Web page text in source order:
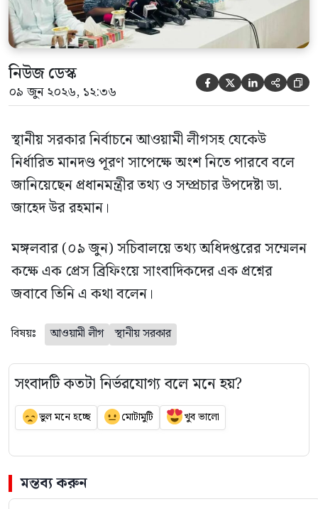
নিউজ ডেস্ক
০৯ জুন ২০২৬, ১২:৩৬     
স্থানীয় সরকার নির্বাচনে আওয়ামী লীগসহ যেকেউ
নির্ধারিত মানদণ্ড পূরণ সাপেক্ষে অংশ নিতে পারবে বলে
জানিয়েছেন প্রধানমন্ত্রীর তথ্য ও সম্প্রচার উপদেষ্টা ডা.
জাহেদ উর রহমান।
মঙ্গলবার (০৯ জুন) সচিবালয়ে তথ্য অধিদপ্তরের সম্মেলন
কক্ষে এক প্রেস ব্রিফিংয়ে সাংবাদিকদের এক প্রশ্নের
জবাবে তিনি এ কথা বলেন।
বিষয়ঃ আওয়ামী লীগ স্থানীয় সরকার
সংবাদটি কতটা নির্ভরযোগ্য বলে মনে হয়?
ভুল মনে হচ্ছে মোটামুটি খুব ভালো
মন্তব্য করুন